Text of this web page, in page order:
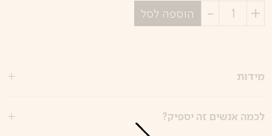
בחר
הוספה לסל
מידות
לכמה אנשים זה יספיק?